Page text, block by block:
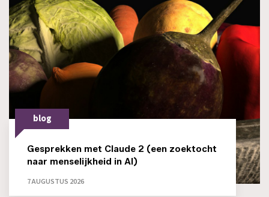
blog
Gesprekken met Claude 2 (een zoektocht
naar menselijkheid in AI)
7 AUGUSTUS 2026